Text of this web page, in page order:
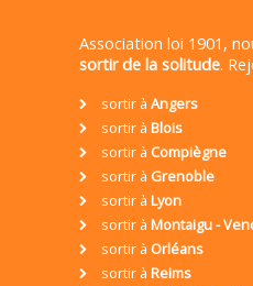
Association loi 1901,
sortir de la solitude.
sortir à Angers
sortir à Blois
sortir à Compiègne
sortir à Grenoble
sortir à Lyon
sortir à Montaigu -
sortir à Orléans
sortir à Reims